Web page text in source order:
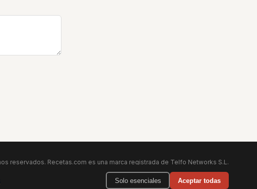
reservados. Recetas.com es una marca registrada de Telfo Networks S.L.
Aviso legal·Condiciones de uso·Contactar
Solo esenciales Aceptar todas